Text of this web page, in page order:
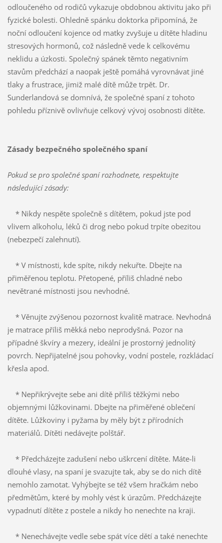
odloučeného od rodičů vykazuje obdobnou aktivitu jako při
fyzické bolesti. Ohledně spánku doktorka připomíná, že
noční odloučení kojence od matky zvyšuje u dítěte hladinu
stresových hormonů, což následně vede k celkovému
neklidu a úzkosti. Společný spánek těmto negativním
stavům předchází a naopak ještě pomáhá vyrovnávat jiné
tlaky a frustrace, jimiž malé dítě může trpět. Dr.
Sunderlandová se domnívá, že společné spaní z tohoto
pohledu příznivě ovlivňuje celkový vývoj osobnosti dítěte.
Zásady bezpečného společného spaní
Pokud se pro společné spaní rozhodnete, respektujte
následující zásady:
* Nikdy nespěte společně s dítětem, pokud jste pod
vlivem alkoholu, léků či drog nebo pokud trpíte obezitou
(nebezpečí zalehnutí).
* V místnosti, kde spíte, nikdy nekuřte. Dbejte na
přiměřenou teplotu. Přetopené, příliš chladné nebo
nevětrané místnosti jsou nevhodné.
* Věnujte zvýšenou pozornost kvalitě matrace. Nevhodná
je matrace příliš měkká nebo neprodyšná. Pozor na
případné škvíry a mezery, ideální je prostorný jednolitý
povrch. Nepřijatelné jsou pohovky, vodní postele, rozkládací
křesla apod.
* Nepřikrývejte sebe ani dítě příliš těžkými nebo
objemnými lůžkovinami. Dbejte na přiměřené oblečení
dítěte. Lůžkoviny i pyžama by měly být z přírodních
materiálů. Dítěti nedávejte polštář.
* Předcházejte zadušení nebo uškrcení dítěte. Máte-li
dlouhé vlasy, na spaní je svazujte tak, aby se do nich dítě
nemohlo zamotat. Vyhýbejte se též všem hračkám nebo
předmětům, které by mohly vést k úrazům. Předcházejte
vypadnutí dítěte z postele a nikdy ho nenechte na kraji.
* Nenechávejte vedle sebe spát více dětí a také nenechte